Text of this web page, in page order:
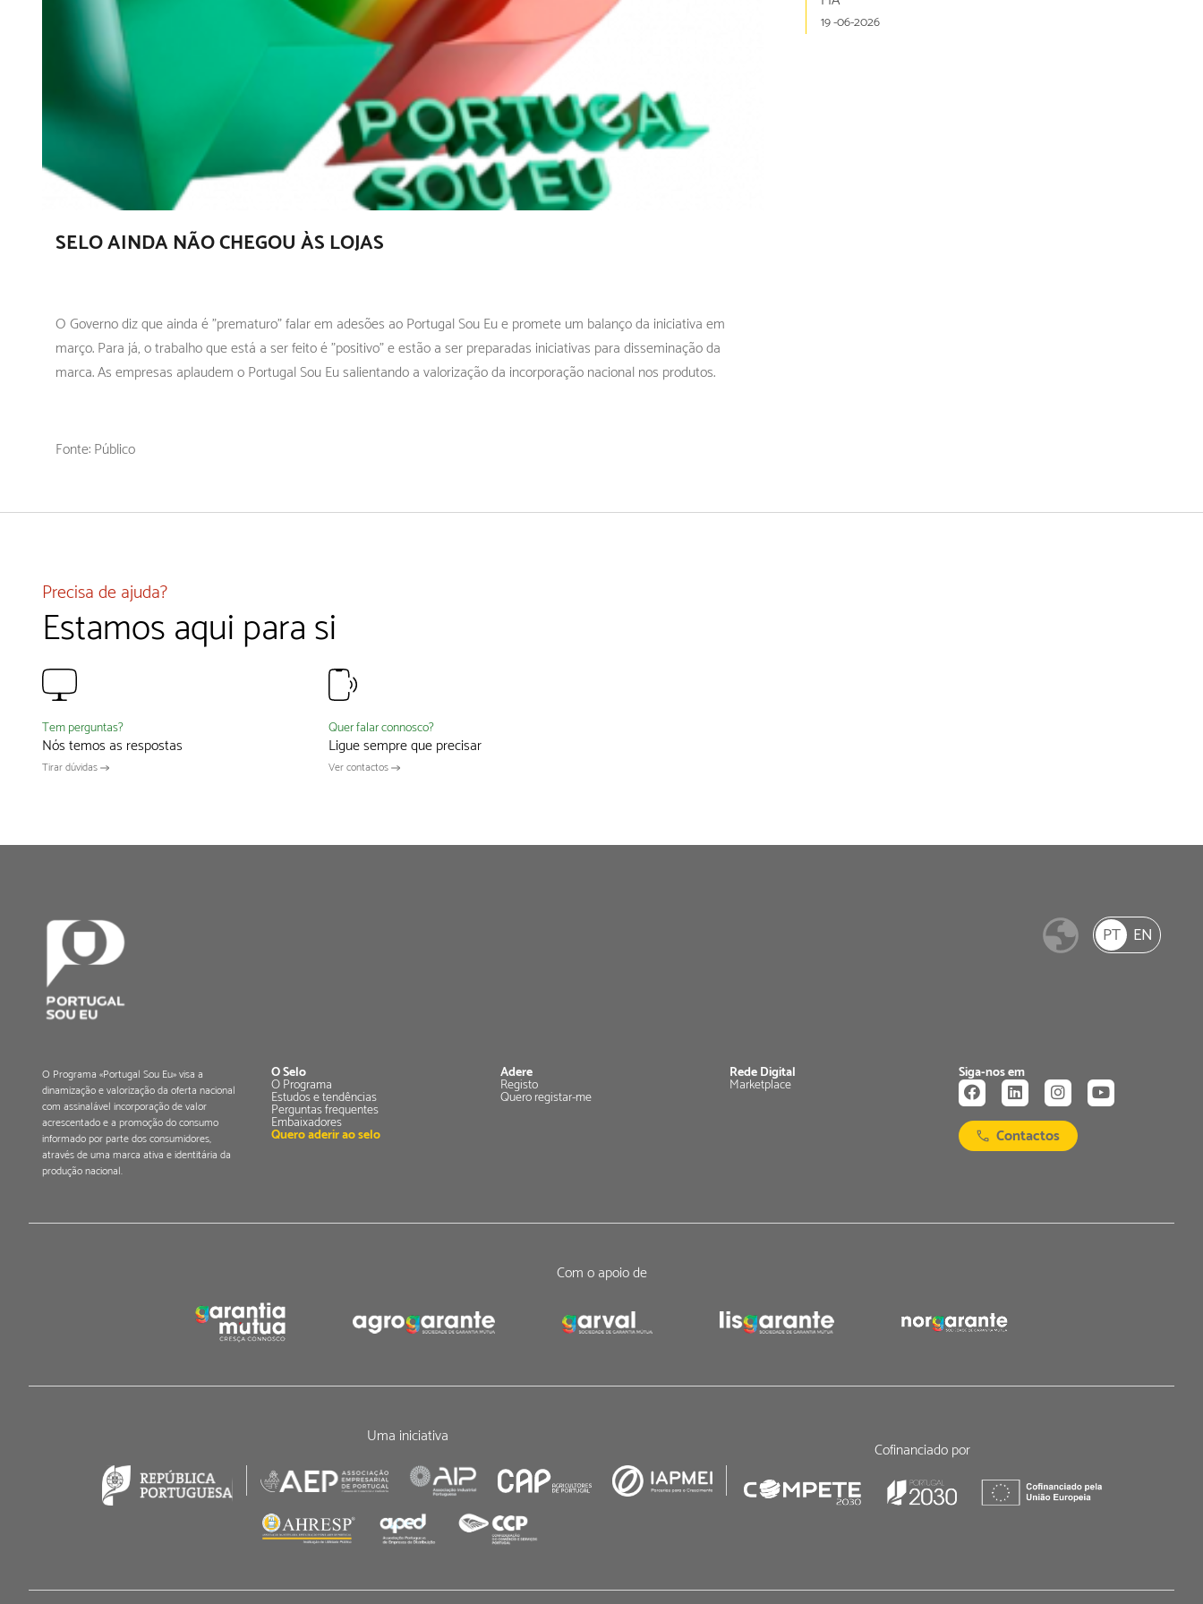
SELO AINDA NÃO CHEGOU ÀS LOJAS
O Governo diz que ainda é "prematuro" falar em adesões ao Portugal Sou Eu e promete um balanço da iniciativa em
março. Para já, o trabalho que está a ser feito é "positivo" e estão a ser preparadas iniciativas para disseminação da
marca. As empresas aplaudem o Portugal Sou Eu salientando a valorização da incorporação nacional nos produtos.
Fonte: Público
19 -06-2026
Precisa de ajuda?
Estamos aqui para si
Tem perguntas?
Nós temos as respostas
Tirar dúvidas
Quer falar connosco?
Ligue sempre que precisar
Ver contactos
PT EN
O Programa «Portugal Sou Eu» visa a
dinamização e valorização da oferta nacional
com assinalável incorporação de valor
acrescentado e a promoção do consumo
informado por parte dos consumidores,
através de uma marca ativa e identitária da
produção nacional.
O Selo
O Programa
Estudos e tendências
Perguntas frequentes
Embaixadores
Quero aderir ao selo
Adere
Registo
Quero registar-me
Rede Digital
Marketplace
Siga-nos em
Contactos
Com o apoio de
Uma iniciativa
Cofinanciado por